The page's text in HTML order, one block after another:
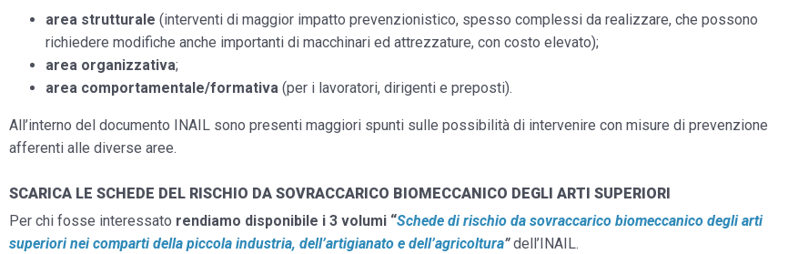
area strutturale (interventi di maggior impatto prevenzionistico, spesso complessi da realizzare, che possono
richiedere modifiche anche importanti di macchinari ed attrezzature, con costo elevato);
area organizzativa;
area comportamentale/formativa (per i lavoratori, dirigenti e preposti).
All’interno del documento INAIL sono presenti maggiori spunti sulle possibilità di intervenire con misure di prevenzione
afferenti alle diverse aree.
SCARICA LE SCHEDE DEL RISCHIO DA SOVRACCARICO BIOMECCANICO DEGLI ARTI SUPERIORI
Per chi fosse interessato rendiamo disponibile i 3 volumi “Schede di rischio da sovraccarico biomeccanico degli arti
superiori nei comparti della piccola industria, dell’artigianato e dell’agricoltura”dell’INAIL.